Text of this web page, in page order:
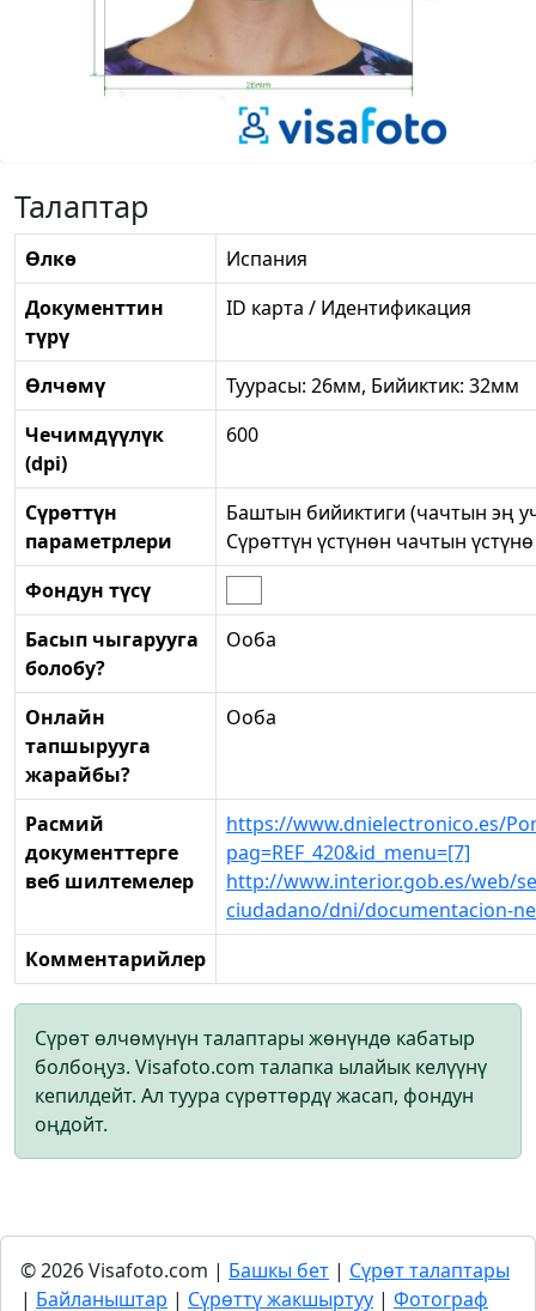
Талаптар
Өлкө
Испания
Документтин
түрү
ID карта / Идентификация
Өлчөмү
Туурасы: 26мм, Бийиктик: 32мм
Чечимдүүлүк
(dpi)
600
Сүрөттүн
параметрлери
Баштын бийиктиги (чачтын эң
Сүрөттүн үстүнөн чачтын
Фондун түсү
Басып чыгарууга
болобу?
Ооба
Онлайн
тапшырууга
жарайбы?
Ооба
Расмий
документтерге
веб шилтемелер
https://www.dnielectronico.es/
pag=REF_420&id_menu=[7]
http://www.interior.gob.es/web/
ciudadano/dni/documentacion-
Комментарийлер
Сүрөт өлчөмүнүн талаптары жөнүндө кабатыр
болбоңуз. Visafoto.com талапка ылайык келүүнү
кепилдейт. Ал туура сүрөттөрдү жасап, фондун
оңдойт.
© 2026 Visafoto.com | Башкы бет | Сүрөт талаптары
| Байланыштар | Сүрөттү жакшыртуу | Фотограф